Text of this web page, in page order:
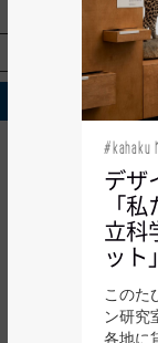
#kahaku
デザ
「
立科
ット」
このた
ン研究
各地に